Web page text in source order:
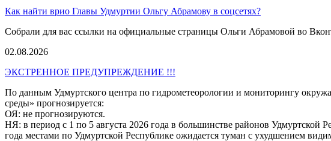
Как найти врио Главы Удмуртии Ольгу Абрамову в соцсетях?
Собрали для вас ссылки на официальные страницы Ольги Абрамовой во
02.08.2026
ЭКСТРЕННОЕ ПРЕДУПРЕЖДЕНИЕ !!!
По данным Удмуртского центра по гидрометеорологии и мониторингу
среды» прогнозируется:
ОЯ: не прогнозируются.
НЯ: в период с 1 по 5 августа 2026 года в большинстве районов Удмуртской
года местами по Удмуртской Республике ожидается туман с ухудшением